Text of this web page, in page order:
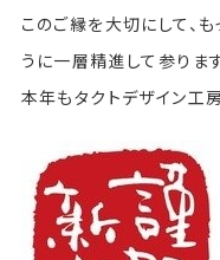
このご縁を大切にして、
うに一層精進して参ります
本年もタクトデザイン工